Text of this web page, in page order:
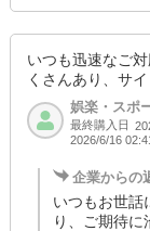
いつも迅速なご
くさんあり、サ
娯楽・スポ
最終購入日
2026/6/16
企業からの
いつもお世話
り、ご期待